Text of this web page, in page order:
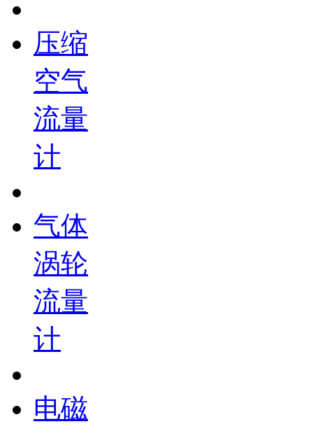
压缩
空气
流量
计
气体
涡轮
流量
计
电磁